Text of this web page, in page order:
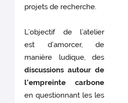
projets de recherche.
L’objectif de l’atelier
est d’amorcer, de
manière ludique, des
discussions autour de
l’empreinte carbone
en questionnant les les